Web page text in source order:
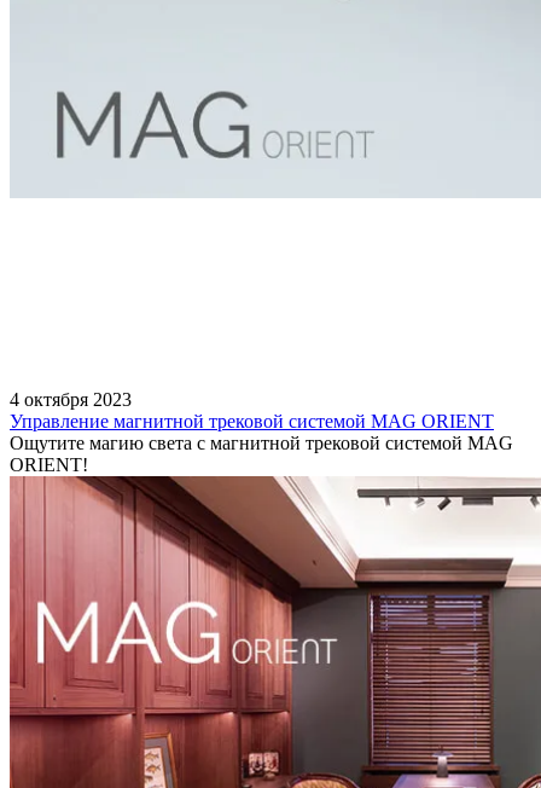
4 октября 2023
Управление магнитной трековой системой MAG ORIENT
Ощутите магию света с магнитной трековой системой MAG
ORIENT!